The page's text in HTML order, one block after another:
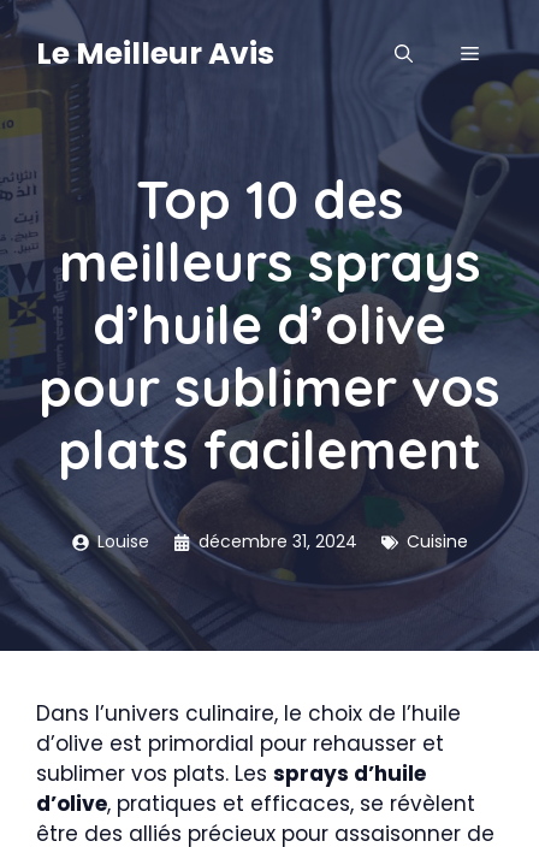
Aller
au
contenu
Le Meilleur Avis MENU
Top 10 des
meilleurs sprays
d’huile d’olive
pour sublimer vos
plats facilement
Louise décembre 31, 2024 Cuisine
Dans l’univers culinaire, le choix de l’huile
d’olive est primordial pour rehausser et
sublimer vos plats. Les sprays d’huile
d’olive, pratiques et efficaces, se révèlent
être des alliés précieux pour assaisonner de